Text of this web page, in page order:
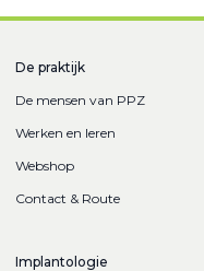
De praktijk
De mensen van PPZ
Werken en leren
Webshop
Contact & Route
Implantologie